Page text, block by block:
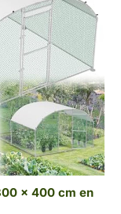
x 400 cm en